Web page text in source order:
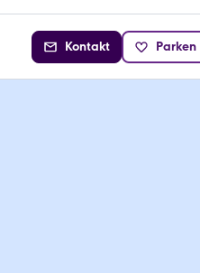
Kontakt Parken